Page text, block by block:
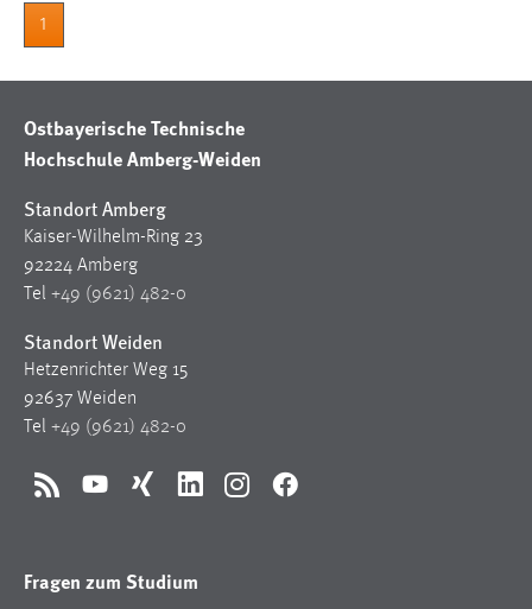
1
Ostbayerische Technische
Hochschule Amberg-Weiden
Standort Amberg
Kaiser-Wilhelm-Ring 23
92224 Amberg
Tel +49 (9621) 482-0
Standort Weiden
Hetzenrichter Weg 15
92637 Weiden
Tel +49 (9621) 482-0
RSS YouTubeXing LinkedInInstagramFacebook
Fragen zum Studium
STATISTIK
Diese Informationen helfen uns zu verstehen, wie
unsere Besucher unsere Website nutzen.
Matomo
Name:
_pk_ref, _pk_cvar, _pk_id, _pk_ses
Zweck:
Zugriffsstatistik
Cookie Laufzeit: